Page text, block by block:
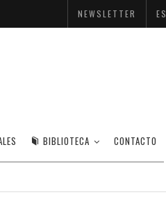
NEWSLETTER ES
BIBLIOTECA CONTACTO